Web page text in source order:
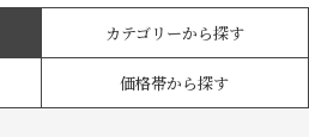
カテゴリーから探す
価格帯から探す